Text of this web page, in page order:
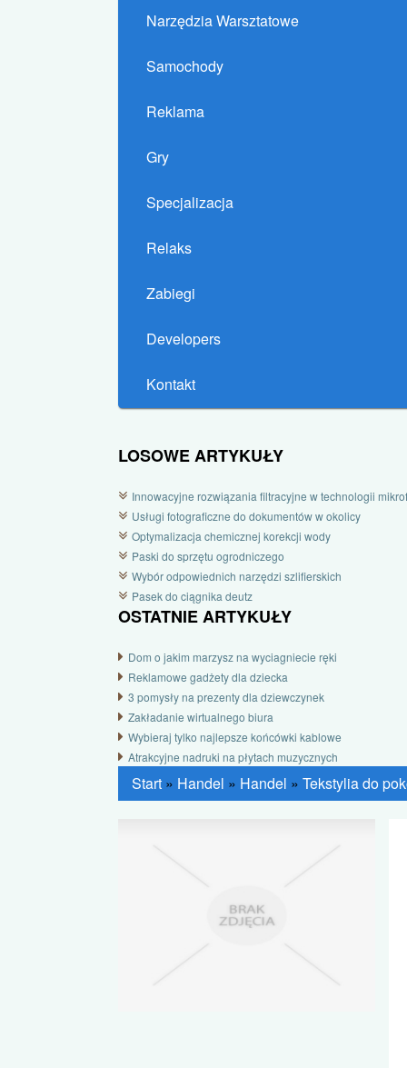
Narzędzia Warsztatowe
Samochody
Reklama
Gry
Specjalizacja
Relaks
Zabiegi
Developers
Kontakt
LOSOWE ARTYKUŁY
Innowacyjne rozwiązania filtracyjne w technologii
Usługi fotograficzne do dokumentów w okolicy
Optymalizacja chemicznej korekcji wody
Paski do sprzętu ogrodniczego
Wybór odpowiednich narzędzi szlifierskich
Pasek do ciągnika deutz
OSTATNIE ARTYKUŁY
Dom o jakim marzysz na wyciagniecie ręki
Reklamowe gadżety dla dziecka
3 pomysły na prezenty dla dziewczynek
Zakładanie wirtualnego biura
Wybieraj tylko najlepsze końcówki kablowe
Atrakcyjne nadruki na płytach muzycznych
Start » Handel » Handel » Tekstylia do